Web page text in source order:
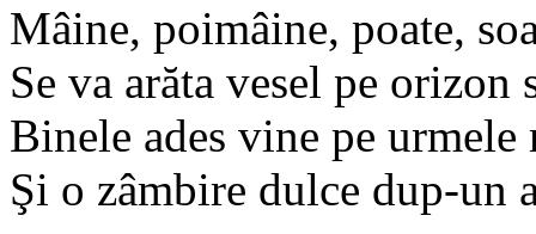
Mâine, poimâine, poate,
Se va arăta vesel pe orizon
Binele ades vine pe urmele
Şi o zâmbire dulce dup-un